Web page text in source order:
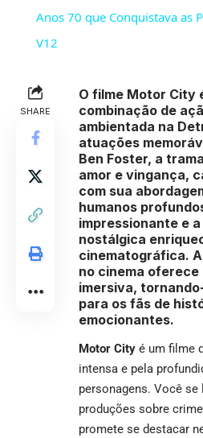
Anos 70 que Conquistava as
V12
SHARE
O filme Motor City
combinação de
ambientada na
atuações
Ben Foster, a
amor e vingança,
com sua
humanos
impressionante e
nostálgica
cinematográfica.
no cinema oferece
imersiva,
para os fãs de
emocionantes.
Motor City é um filme
intensa e pela
personagens. Você se
produções sobre
promete se destacar